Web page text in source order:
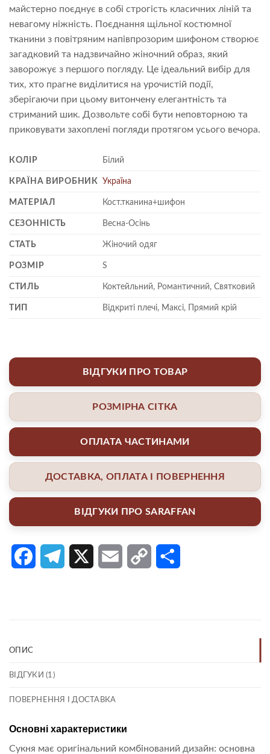
майстерно поєднує в собі строгість класичних ліній та
невагому ніжність. Поєднання щільної костюмної
тканини з повітряним напівпрозорим шифоном створює
загадковий та надзвичайно жіночний образ, який
заворожує з першого погляду. Це ідеальний вибір для
тих, хто прагне виділитися на урочистій події,
зберігаючи при цьому витончену елегантність та
стриманий шик. Дозвольте собі бути неповторною та
приковувати захоплені погляди протягом усього вечора.
КОЛІР Білий
КРАЇНА ВИРОБНИК Україна
МАТЕРІАЛ Кост.тканина+шифон
СЕЗОННІСТЬ Весна-Осінь
СТАТЬ Жіночий одяг
РОЗМІР S
СТИЛЬ Коктейльний, Романтичний, Святковий
ТИП Відкриті плечі, Максі, Прямий крій
ВІДГУКИ ПРО ТОВАР
РОЗМІРНА СІТКА
ОПЛАТА ЧАСТИНАМИ
ДОСТАВКА, ОПЛАТА І ПОВЕРНЕННЯ
ВІДГУКИ ПРО SARAFFAN
FacebookTelegram Email Copy
ОПИС
ВІДГУКИ (1)
ПОВЕРНЕННЯ І ДОСТАВКА
Основні характеристики
Сукня має оригінальний комбінований дизайн: основна